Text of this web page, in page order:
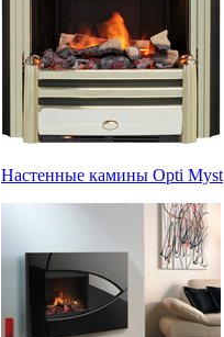
Настенные камины Opti Myst